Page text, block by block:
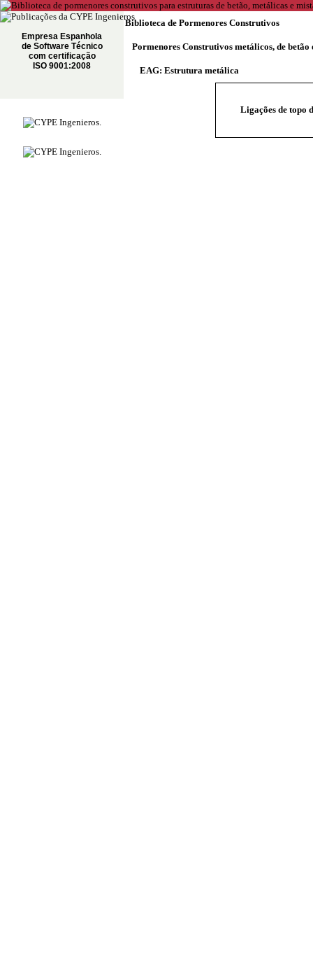
Empresa Espanhola
de Software Técnico
com certificação
ISO 9001:2008
Biblioteca de Pormenores Construtivos
Pormenores Construtivos metálicos, de betão
EAG: Estrutura metálica
Ligações de topo